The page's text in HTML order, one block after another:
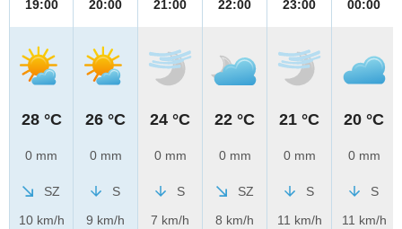
19:00
28 °C
0 mm
SZ
10 km/h
20:00
26 °C
0 mm
S
9 km/h
21:00
24 °C
0 mm
S
7 km/h
22:00
22 °C
0 mm
SZ
8 km/h
23:00
21 °C
0 mm
S
11 km/h
00:00
20 °C
0 mm
S
11 km/h